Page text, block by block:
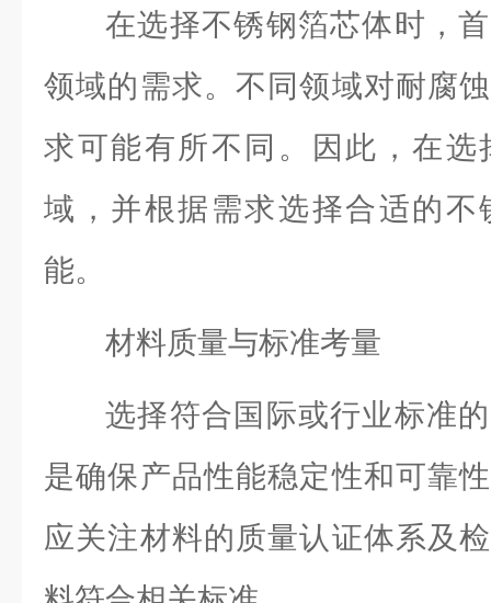
在选择不锈钢箔芯体时，
领域的需求。不同领域对耐腐
求可能有所不同。因此，在选
域，并根据需求选择合适的不
能。
材料质量与标准考量
选择符合国际或行业标准
是确保产品性能稳定性和可靠
应关注材料的质量认证体系及